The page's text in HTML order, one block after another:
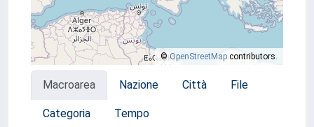
©OpenStreetMap contributors.
Macroarea Nazione Città File
Categoria Tempo